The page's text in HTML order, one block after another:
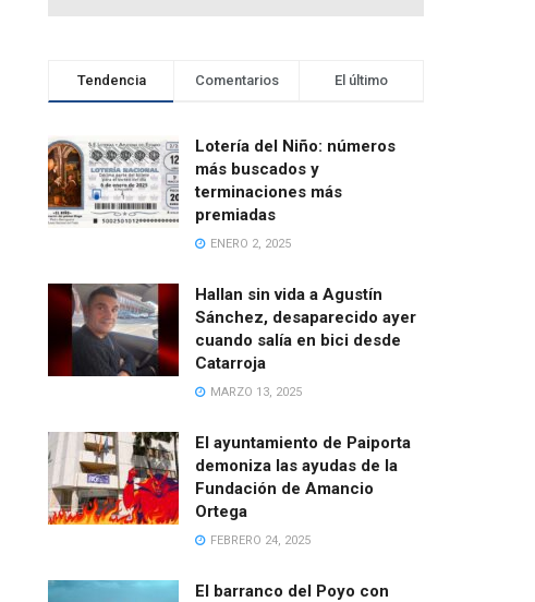
Tendencia Comentarios El último
Lotería del Niño: números
más buscados y
terminaciones más
premiadas
ENERO 2, 2025
Hallan sin vida a Agustín
Sánchez, desaparecido ayer
cuando salía en bici desde
Catarroja
MARZO 13, 2025
El ayuntamiento de Paiporta
demoniza las ayudas de la
Fundación de Amancio
Ortega
FEBRERO 24, 2025
El barranco del Poyo con